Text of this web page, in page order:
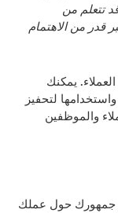
تتعلم من
قدر من الاهتمام
يمكنك
لتحفيز
والموظفين
جمهورك حول عملك